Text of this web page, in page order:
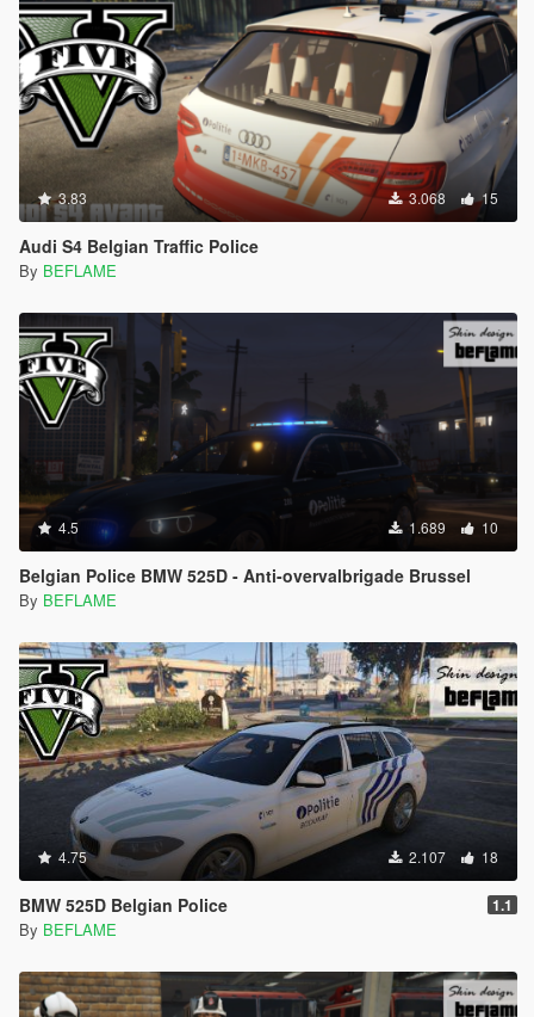
3.83 3.068 15
Audi S4 Belgian Traffic Police
By BEFLAME
4.5 1.689 10
Belgian Police BMW 525D - Anti-overvalbrigade Brussel
By BEFLAME
4.75 2.107 18
BMW 525D Belgian Police 1.1
By BEFLAME